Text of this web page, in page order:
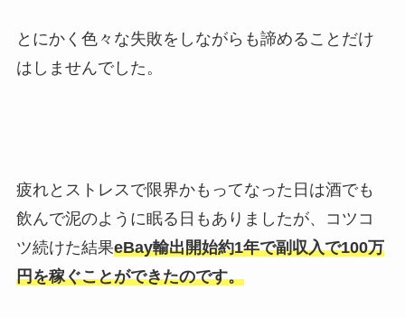
とにかく色々な失敗をしながらも諦めることだけ
はしませんでした。
疲れとストレスで限界かもってなった日は酒でも
飲んで泥のように眠る日もありましたが、コツコ
ツ続けた結果eBay輸出開始約1年で副収入で100万
円を稼ぐことができたのです。